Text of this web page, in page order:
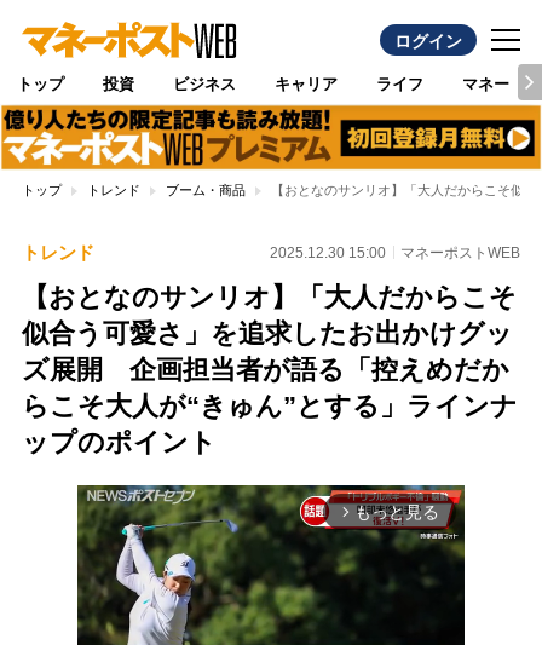
ログイン
トップ 投資 ビジネス キャリア ライフ マネー
トップ トレンド ブーム・商品 【おとなのサンリオ】「大人だからこそ似
トレンド 2025.12.30 15:00 マネーポストWEB
【おとなのサンリオ】「大人だからこそ
似合う可愛さ」を追求したお出かけグッ
ズ展開 企画担当者が語る「控えめだか
らこそ大人が“きゅん”とする」ラインナ
ップのポイント
arrow_forward_ios もっと見る